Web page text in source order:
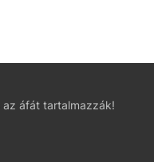
áfát tartalmazzák!